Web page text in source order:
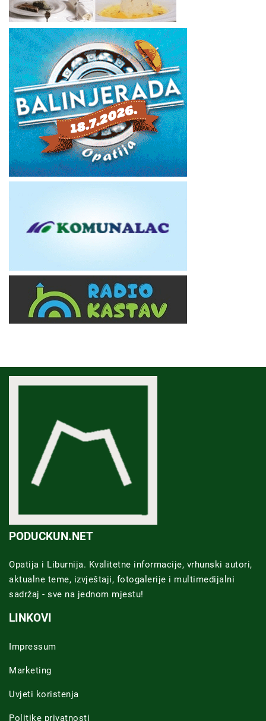
PODUCKUN.NET
Opatija i Liburnija. Kvalitetne informacije, vrhunski autori,
aktualne teme, izvještaji, fotogalerije i multimedijalni
sadržaj - sve na jednom mjestu!
LINKOVI
Impressum
Marketing
Uvjeti koristenja
Politike privatnosti